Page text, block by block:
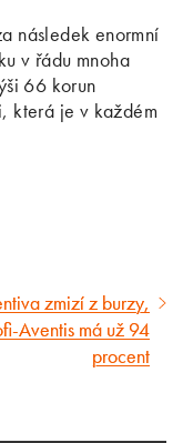
následek enormní
v řádu mnoha
66 korun
která je v každém
zmizí z burzy,
Aventis má už 94
procent